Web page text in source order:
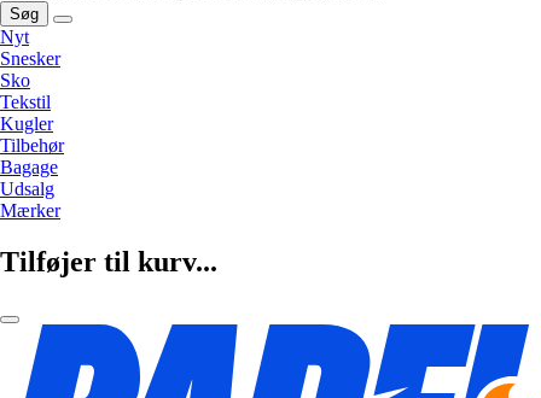
Søg
Nyt
Snesker
Sko
Tekstil
Kugler
Tilbehør
Bagage
Udsalg
Mærker
Tilføjer til kurv...